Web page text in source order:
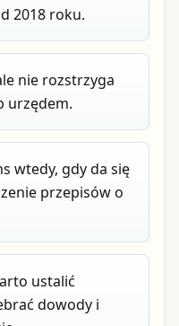
2018 roku.
nie rozstrzyga
urzędem.
wtedy, gdy da się
przepisów o
ustalić
dowody i